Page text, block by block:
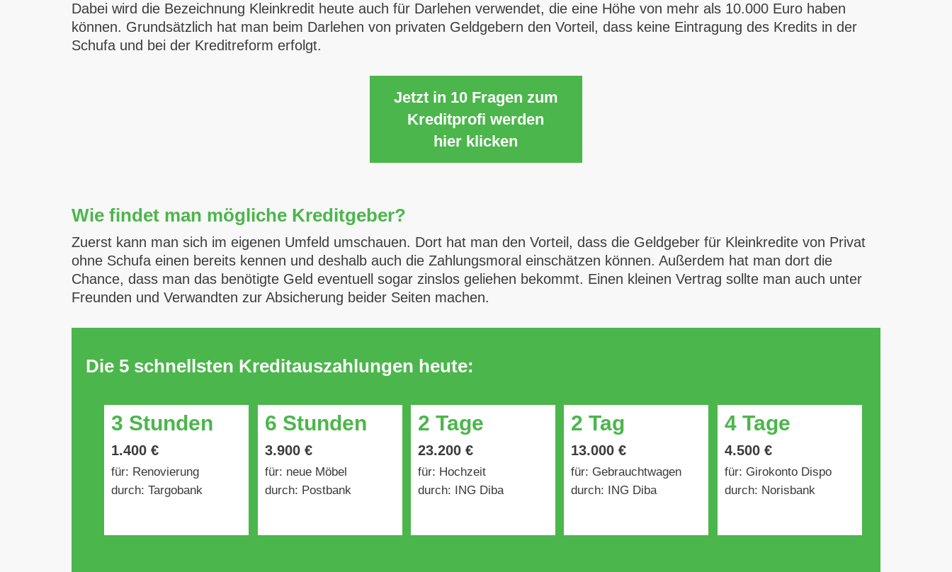
Dabei wird die Bezeichnung Kleinkredit heute auch für Darlehen verwendet, die eine Höhe von mehr als 10.000 Euro haben
können. Grundsätzlich hat man beim Darlehen von privaten Geldgebern den Vorteil, dass keine Eintragung des Kredits in der
Schufa und bei der Kreditreform erfolgt.
Jetzt in 10 Fragen zum
Kreditprofi werden
hier klicken
Wie findet man mögliche Kreditgeber?
Zuerst kann man sich im eigenen Umfeld umschauen. Dort hat man den Vorteil, dass die Geldgeber für Kleinkredite von Privat
ohne Schufa einen bereits kennen und deshalb auch die Zahlungsmoral einschätzen können. Außerdem hat man dort die
Chance, dass man das benötigte Geld eventuell sogar zinslos geliehen bekommt. Einen kleinen Vertrag sollte man auch unter
Freunden und Verwandten zur Absicherung beider Seiten machen.
Die 5 schnellsten Kreditauszahlungen heute:
3 Stunden
1.400 €
für: Renovierung
durch: Targobank
6 Stunden
3.900 €
für: neue Möbel
durch: Postbank
2 Tage
23.200 €
für: Hochzeit
durch: ING Diba
2 Tag
13.000 €
für: Gebrauchtwagen
durch: ING Diba
4 Tage
4.500 €
für: Girokonto Dispo
durch: Norisbank